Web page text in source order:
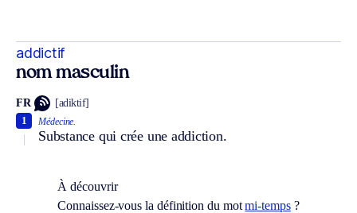
addictif
nom masculin
FR [adiktif]
Médecine.
Substance qui crée une addiction.
1
À découvrir
Connaissez-vous la définition du motmi-temps?